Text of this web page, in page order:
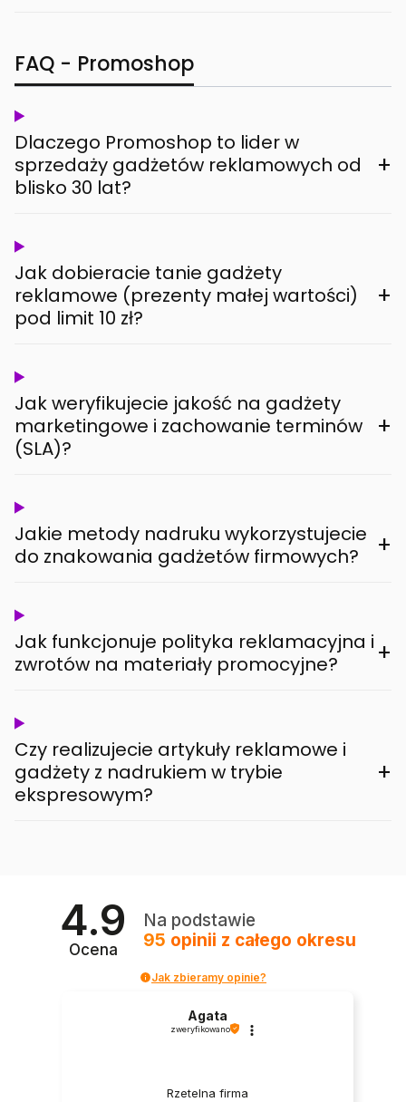
FAQ - Promoshop
Dlaczego Promoshop to lider w
sprzedaży gadżetów reklamowych od
blisko 30 lat?
+
Jak dobieracie tanie gadżety
reklamowe (prezenty małej wartości)
pod limit 10 zł?
+
Jak weryfikujecie jakość na gadżety
marketingowe i zachowanie terminów
(SLA)?
+
Jakie metody nadruku wykorzystujecie
do znakowania gadżetów firmowych?
+
Jak funkcjonuje polityka reklamacyjna i
zwrotów na materiały promocyjne?
+
Czy realizujecie artykuły reklamowe i
gadżety z nadrukiem w trybie
ekspresowym?
+
4.9
Ocena
Na podstawie
95 opinii z całego okresu
Jak zbieramy opinie?
Agata
zweryfikowano
Rzetelna firma